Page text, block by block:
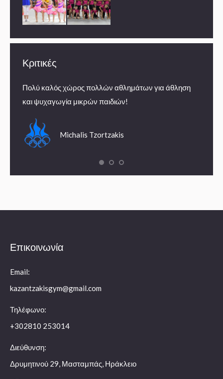
Κριτικές
Πολύ καλός χώρος πολλών αθλημάτων για άθληση
και ψυχαγωγία μικρών παιδιών!
Michalis Tzortzakis
Επικοινωνία
Email:
kazantzakisgym@gmail.com
Τηλέφωνο:
+302810 253014
Διεύθυνση:
Δρυμητινού 29, Μασταμπάς, Ηράκλειο